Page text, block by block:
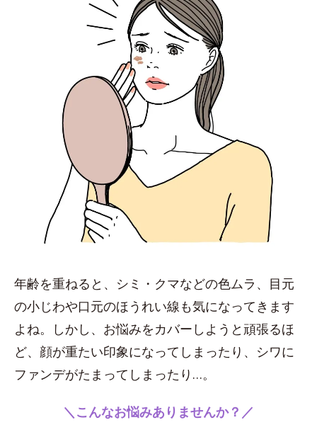
年齢を重ねると、シミ・クマなどの色ムラ、目元
の小じわや口元のほうれい線も気になってきます
よね。しかし、お悩みをカバーしようと頑張るほ
ど、顔が重たい印象になってしまったり、シワに
ファンデがたまってしまったり…。
＼こんなお悩みありませんか？／